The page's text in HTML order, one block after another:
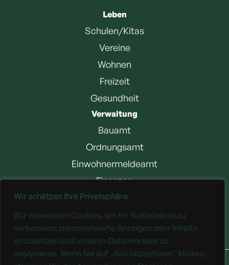
Wir schätzen Ihre Privatsphäre
Wir verwenden Cookies, um Ihr Surferlebnis zu
verbessern, personalisierte Anzeigen oder Inhalte
einzusetzen und unseren Datenverkehr zu
analysieren. Wenn Sie auf „Alle akzeptieren" klicken,
Leben
Schulen/Kitas
Vereine
Wohnen
Freizeit
Gesundheit
Verwaltung
Bauamt
Ordnungsamt
Einwohnermeldeamt
Finanzen
Jobangebote
Downloads